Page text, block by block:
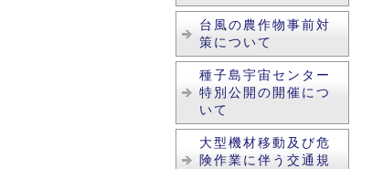
台風の農作物事前対
策について
種子島宇宙センター
特別公開の開催につ
いて
大型機材移動及び危
険作業に伴う交通規